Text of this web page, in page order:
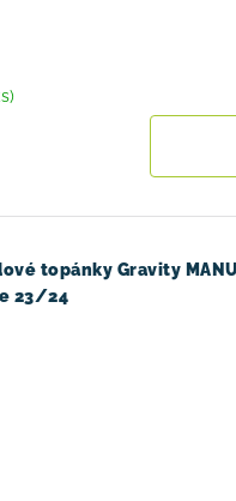
topánky Gravity
23/24